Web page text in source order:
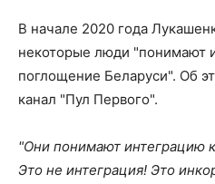
В начале 2020 года
некоторые люди "понимают
поглощение Беларуси". Об
канал "Пул Первого".
"Они понимают интеграцию
Это не интеграция! Это